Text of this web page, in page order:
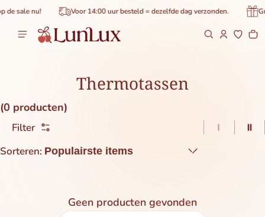
inhoud
sale nu! Voor 14:00 uur besteld = dezelfde dag verzonden.
0
Thermotassen
(0 producten)
Filter 1 item2
Sorteren:
Geen producten gevonden